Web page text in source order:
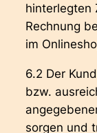
hinterlegten
Rechnung
im
6.2 Der
bzw.
sorgen und